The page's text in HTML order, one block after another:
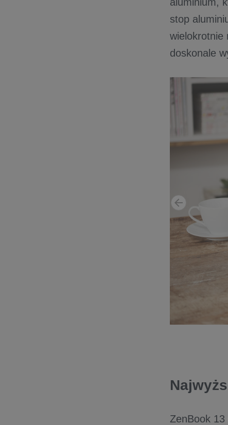
stop
wielokrotnie
doskonale
ZenBook 13